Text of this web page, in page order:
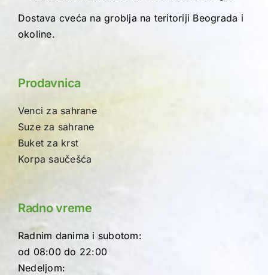
Dostava cveća na groblja na teritoriji Beograda i
okoline.
Prodavnica
Venci za sahrane
Suze za sahrane
Buket za krst
Korpa saučešća
Radno vreme
Radnim danima i subotom:
od 08:00 do 22:00
Nedeljom: